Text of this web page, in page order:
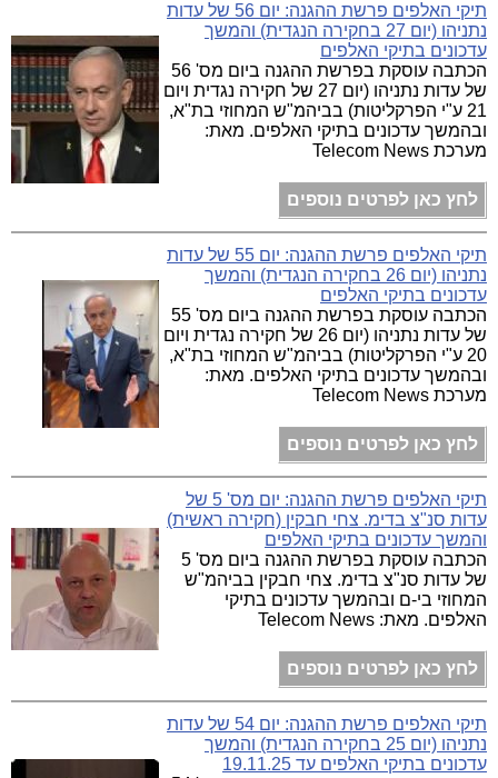
תיקי האלפים פרשת ההגנה: יום 56 של עדות
נתניהו (יום 27 בחקירה הנגדית) והמשך
עדכונים בתיקי האלפים
הכתבה עוסקת בפרשת ההגנה ביום מס' 56
של עדות נתניהו (יום 27 של חקירה נגדית ויום
21 ע"י הפרקליטות) בביהמ"ש המחוזי בת"א,
ובהמשך עדכונים בתיקי האלפים. מאת:
מערכת Telecom News
לחץ כאן לפרטים נוספים
תיקי האלפים פרשת ההגנה: יום 55 של עדות
נתניהו (יום 26 בחקירה הנגדית) והמשך
עדכונים בתיקי האלפים
הכתבה עוסקת בפרשת ההגנה ביום מס' 55
של עדות נתניהו (יום 26 של חקירה נגדית ויום
20 ע"י הפרקליטות) בביהמ"ש המחוזי בת"א,
ובהמשך עדכונים בתיקי האלפים. מאת:
מערכת Telecom News
לחץ כאן לפרטים נוספים
תיקי האלפים פרשת ההגנה: יום מס' 5 של
עדות סנ"צ בדימ. צחי חבקין (חקירה ראשית)
והמשך עדכונים בתיקי האלפים
הכתבה עוסקת בפרשת ההגנה ביום מס' 5
של עדות סנ"צ בדימ. צחי חבקין בביהמ"ש
המחוזי בי-ם ובהמשך עדכונים בתיקי
האלפים. מאת: Telecom News
לחץ כאן לפרטים נוספים
תיקי האלפים פרשת ההגנה: יום 54 של עדות
נתניהו (יום 25 בחקירה הנגדית) והמשך
עדכונים בתיקי האלפים עד 19.11.25